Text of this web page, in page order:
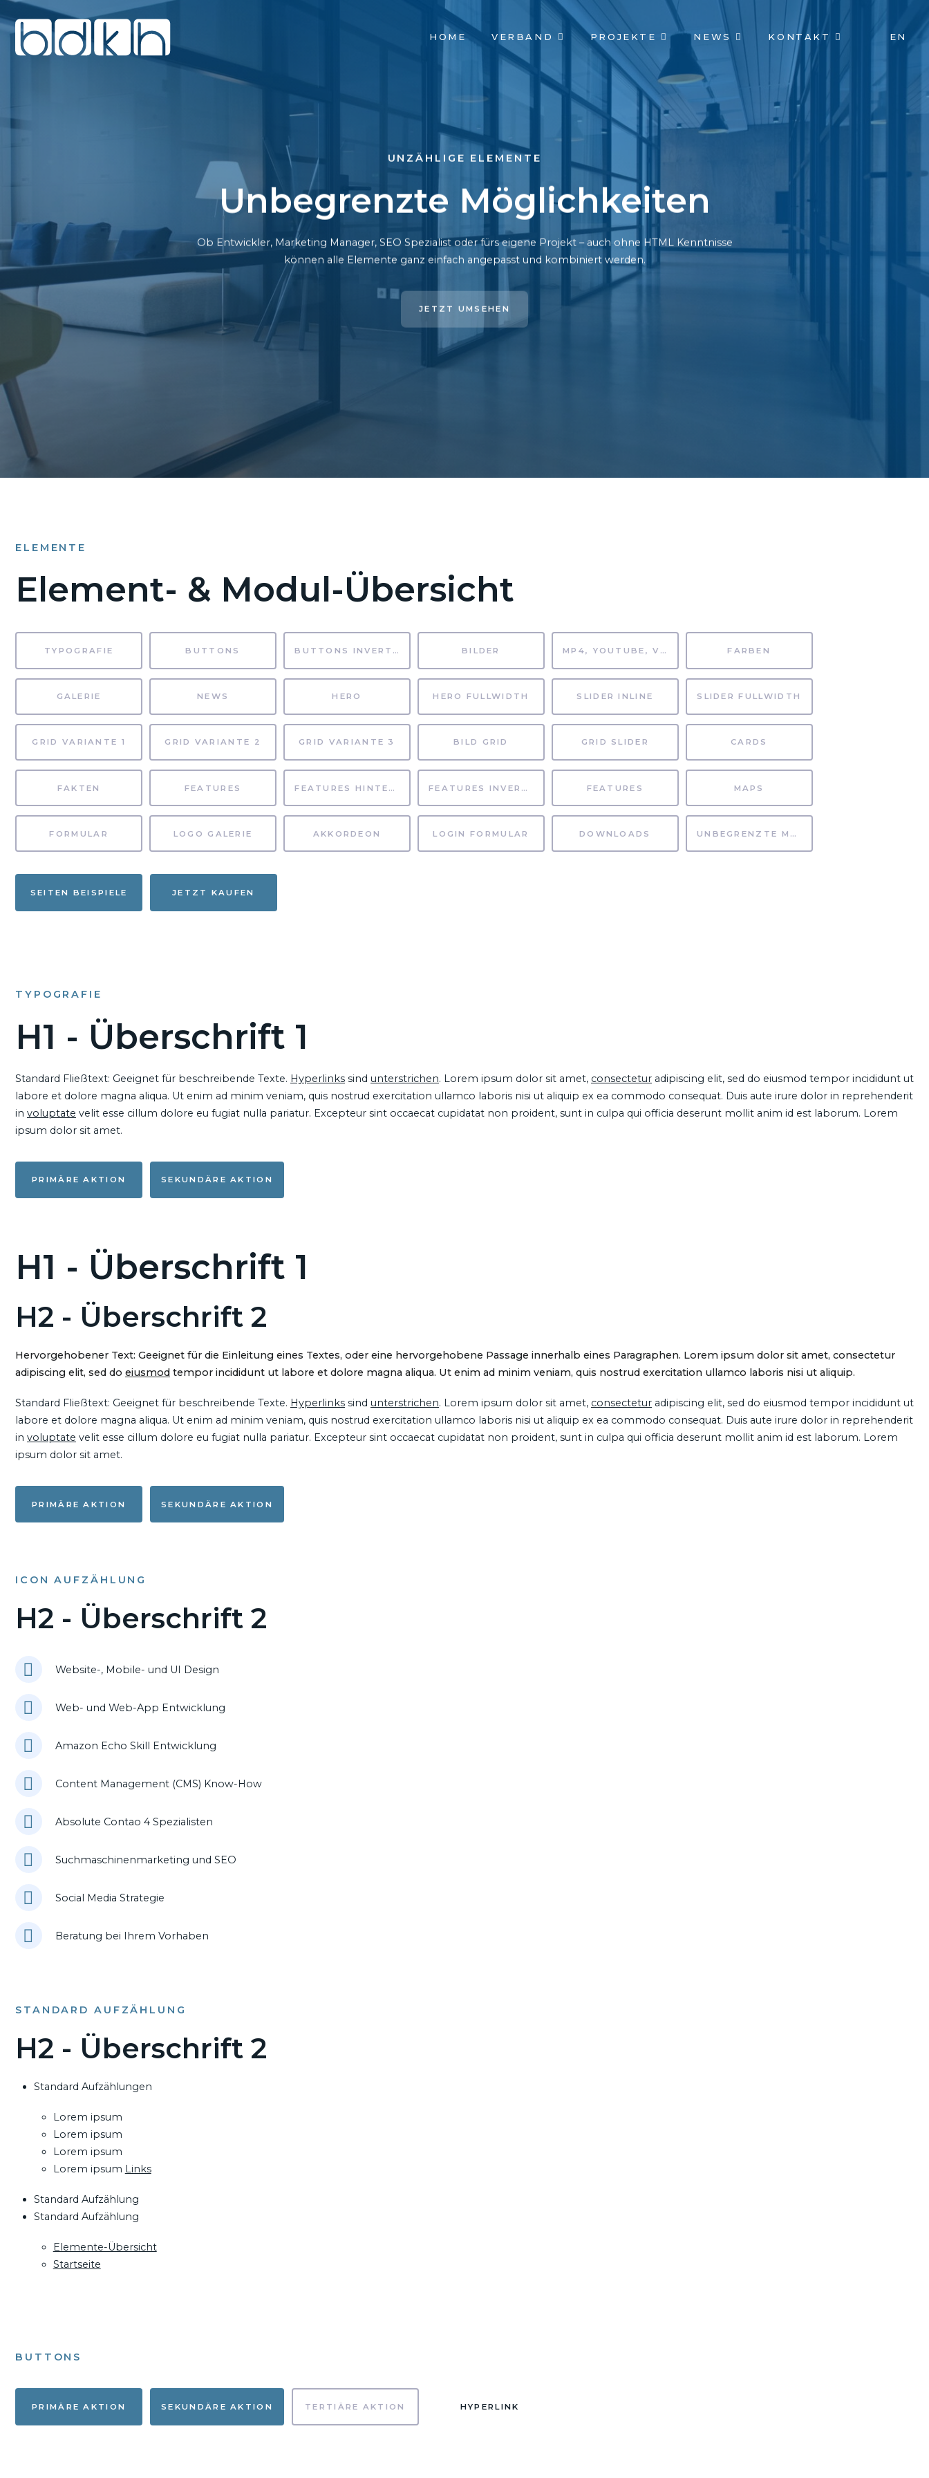
NAVIGATION
ÜBERSPRINGEN
HOME VERBAND PROJEKTE NEWS KONTAKT EN
UNZÄHLIGE ELEMENTE
Unbegrenzte Möglichkeiten
Ob Entwickler, Marketing Manager, SEO Spezialist oder fürs eigene Projekt – auch ohne HTML Kenntnisse
können alle Elemente ganz einfach angepasst und kombiniert werden.
JETZT UMSEHEN
ELEMENTE
Element- & Modul-Übersicht
TYPOGRAFIE BUTTONS BUTTONS INVERTIERT BILDER MP4, YOUTUBE, VIMEO FARBEN
GALERIE NEWS HERO HERO FULLWIDTH SLIDER INLINE SLIDER FULLWIDTH
GRID VARIANTE 1 GRID VARIANTE 2 GRID VARIANTE 3 BILD GRID GRID SLIDER CARDS
FAKTEN FEATURES FEATURES HINTERGRUND FEATURES INVERTIERT FEATURES MAPS
FORMULAR LOGO GALERIE AKKORDEON LOGIN FORMULAR DOWNLOADS UNBEGRENZTE MÖGLICHKEITEN
SEITEN BEISPIELE JETZT KAUFEN
TYPOGRAFIE
H1 - Überschrift 1
Standard Fließtext: Geeignet für beschreibende Texte. Hyperlinks sind unterstrichen. Lorem ipsum dolor sit amet, consectetur adipiscing elit, sed do eiusmod tempor incididunt ut
labore et dolore magna aliqua. Ut enim ad minim veniam, quis nostrud exercitation ullamco laboris nisi ut aliquip ex ea commodo consequat. Duis aute irure dolor in reprehenderit
in voluptate velit esse cillum dolore eu fugiat nulla pariatur. Excepteur sint occaecat cupidatat non proident, sunt in culpa qui officia deserunt mollit anim id est laborum. Lorem
ipsum dolor sit amet.
PRIMÄRE AKTION SEKUNDÄRE AKTION
H1 - Überschrift 1
H2 - Überschrift 2
Hervorgehobener Text: Geeignet für die Einleitung eines Textes, oder eine hervorgehobene Passage innerhalb eines Paragraphen. Lorem ipsum dolor sit amet, consectetur
adipiscing elit, sed do eiusmod tempor incididunt ut labore et dolore magna aliqua. Ut enim ad minim veniam, quis nostrud exercitation ullamco laboris nisi ut aliquip.
Standard Fließtext: Geeignet für beschreibende Texte. Hyperlinks sind unterstrichen. Lorem ipsum dolor sit amet, consectetur adipiscing elit, sed do eiusmod tempor incididunt ut
labore et dolore magna aliqua. Ut enim ad minim veniam, quis nostrud exercitation ullamco laboris nisi ut aliquip ex ea commodo consequat. Duis aute irure dolor in reprehenderit
in voluptate velit esse cillum dolore eu fugiat nulla pariatur. Excepteur sint occaecat cupidatat non proident, sunt in culpa qui officia deserunt mollit anim id est laborum. Lorem
ipsum dolor sit amet.
PRIMÄRE AKTION SEKUNDÄRE AKTION
ICON AUFZÄHLUNG
H2 - Überschrift 2
Website-, Mobile- und UI Design
Web- und Web-App Entwicklung
Amazon Echo Skill Entwicklung
Content Management (CMS) Know-How
Absolute Contao 4 Spezialisten
Suchmaschinenmarketing und SEO
Social Media Strategie
Beratung bei Ihrem Vorhaben
STANDARD AUFZÄHLUNG
H2 - Überschrift 2
Standard Aufzählungen
Lorem ipsum
Lorem ipsum
Lorem ipsum
Lorem ipsum Links
Standard Aufzählung
Standard Aufzählung
Elemente-Übersicht
Startseite
BUTTONS
PRIMÄRE AKTION SEKUNDÄRE AKTION TERTIÄRE AKTION HYPERLINK